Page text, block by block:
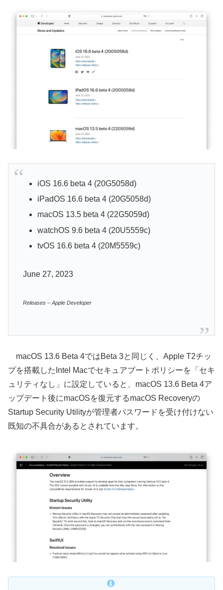
iOS 16.6 beta 4 (20G5058d)
iPadOS 16.6 beta 4 (20G5058d)
macOS 13.5 beta 4 (22G5059d)
watchOS 9.6 beta 4 (20U5559c)
tvOS 16.6 beta 4 (20M5559c)
June 27, 2023
Releases – Apple Developer
macOS 13.6 Beta 4ではBeta 3と同じく、Apple T2チッ
プを搭載したIntel Macでセキュアブートポリシーを「セキ
ュリティなし」に設定していると、macOS 13.6 Beta 4ア
ップデート後にmacOSを復元するmacOS Recoveryの
Startup Security Utilityが管理者パスワードを受け付けない
既知の不具合があるとされています。